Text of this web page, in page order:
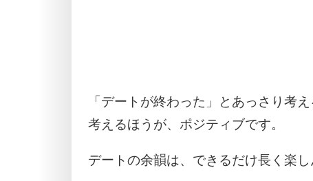
「デートが終わった」とあっさり考
考えるほうが、ポジティブです。
デートの余韻は、できるだけ長く楽